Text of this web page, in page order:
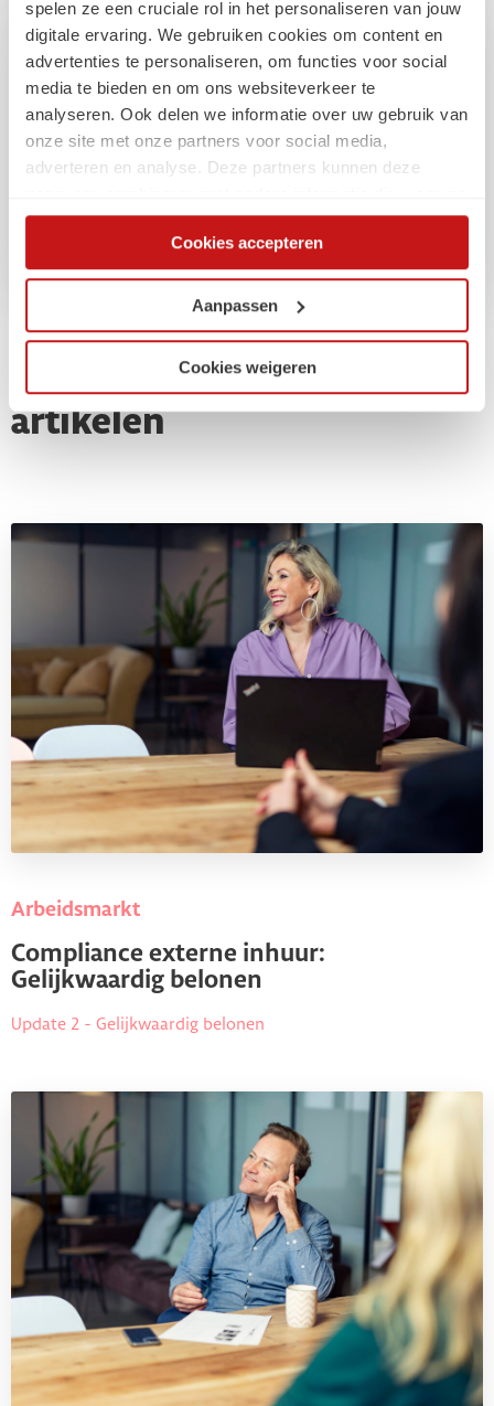
spelen ze een cruciale rol in het personaliseren van jouw
digitale ervaring. We gebruiken cookies om content en
advertenties te personaliseren, om functies voor social
media te bieden en om ons websiteverkeer te
analyseren. Ook delen we informatie over uw gebruik van
onze site met onze partners voor social media,
adverteren en analyse. Deze partners kunnen deze
heeft verstrekt of die ze hebben verzameld op basis van
uw gebruik van hun services. Via de cookieverklaring op
onze website kunt u uw toestemming op elk moment
Cookies accepteren
Aanpassen
Cookies weigeren
Over de auteur
Kirsten
Gerelateerde
artikelen
Arbeidsmarkt
Compliance externe inhuur:
Gelijkwaardig belonen
Update 2 - Gelijkwaardig belonen